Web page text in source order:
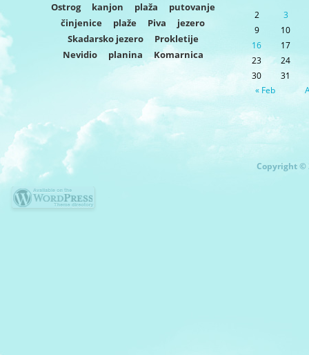
Ostrog
kanjon plaža
putovanje
činjenice
plaže Piva
jezero
Skadarsko jezero
Prokletije
Nevidio
planina Komarnica
2
3
9
10
16
17
23
24
30
31
« Feb
Copyright ©